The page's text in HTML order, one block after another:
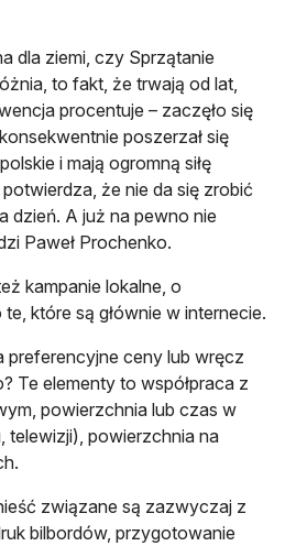
dla ziemi, czy Sprzątanie
to fakt, że trwają od lat,
procentuje – zaczęło się
poszerzał się
i mają ogromną siłę
że nie da się zrobić
dzień. A już na pewno nie
Paweł Prochenko.
kampanie lokalne, o
które są głównie w internecie.
preferencyjne ceny lub wręcz
Te elementy to współpraca z
powierzchnia lub czas w
telewizji), powierzchnia na
związane są zazwyczaj z
bilbordów, przygotowanie